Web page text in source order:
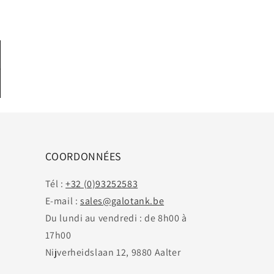
COORDONNÉES
Tél :+32 (0)93252583
E-mail : sales@galotank.be
Du lundi au vendredi : de 8h00 à
17h00
Nijverheidslaan 12, 9880 Aalter